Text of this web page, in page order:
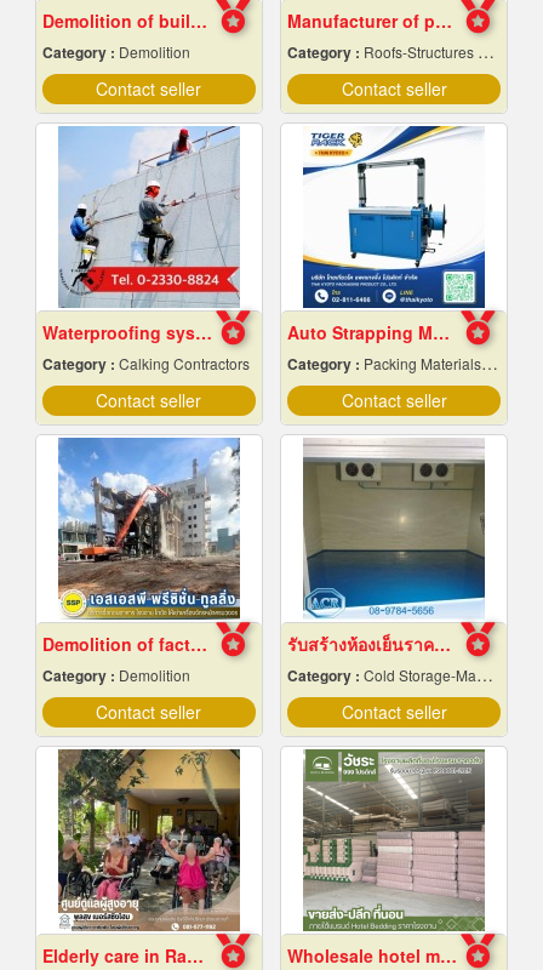
Demolition of buildings in Samut Prakan
Category : Demolition
Contact seller
Manufacturer of prefabricated roof structures.
Category : Roofs-Structures & Trusses
Contact seller
Waterproofing system service
Category : Calking Contractors
Contact seller
Auto Strapping Machine
Category : Packing Materials-Mechanical
Contact seller
Demolition of factory in Samut Prakan
Category : Demolition
Contact seller
รับสร้างห้องเย็นราคาถูก
Category : Cold Storage-Manufacturers & Installation Designer
Contact seller
Elderly care in Rayong Wholesale hotel mattresses